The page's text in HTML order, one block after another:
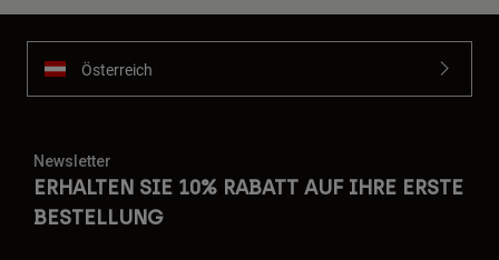
Österreich
Newsletter
ERHALTEN SIE 10% RABATT AUF IHRE ERSTE
BESTELLUNG